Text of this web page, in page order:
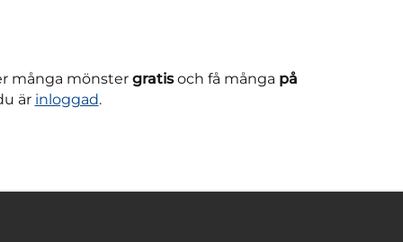
många mönster gratisoch få många på
är inloggad.